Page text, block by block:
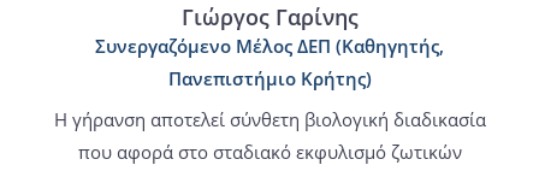
Γιώργος Γαρίνης
Συνεργαζόμενο Μέλος ΔΕΠ (Καθηγητής,
Πανεπιστήμιο Κρήτης)
Η γήρανση αποτελεί σύνθετη βιολογική διαδικασία
που αφορά στο σταδιακό εκφυλισμό ζωτικών